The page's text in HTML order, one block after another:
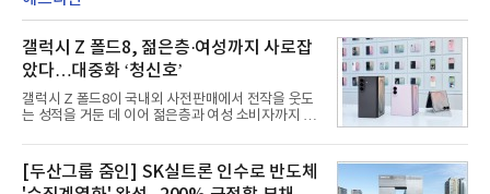
갤럭시 Z 폴드8, 젊은층·여성까지 사로잡
았다…대중화 ‘청신호’
갤럭시 Z 폴드8이 국내외 사전판매에서 전작을 웃도
는 성적을 거둔 데 이어 젊은층과 여성 소비자까지 빠
산성을 앞세운 기존 폴드의 소비자층에서 벗어나 디
자인과 휴대성을 강화하면서 폴더블폰의 대중화를 본
격화하고 있다는 분석이 나온다.10일 카운터포인트
[두산그룹 줌인] SK실트론 인수로 반도체